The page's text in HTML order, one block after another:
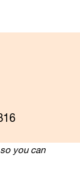
so you can